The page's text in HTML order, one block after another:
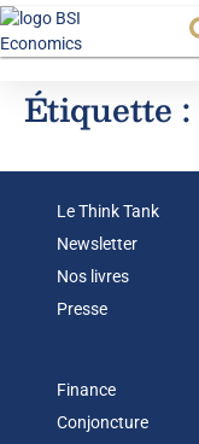
Étiquette :
Le Think Tank
Newsletter
Nos livres
Presse
Finance
Conjoncture